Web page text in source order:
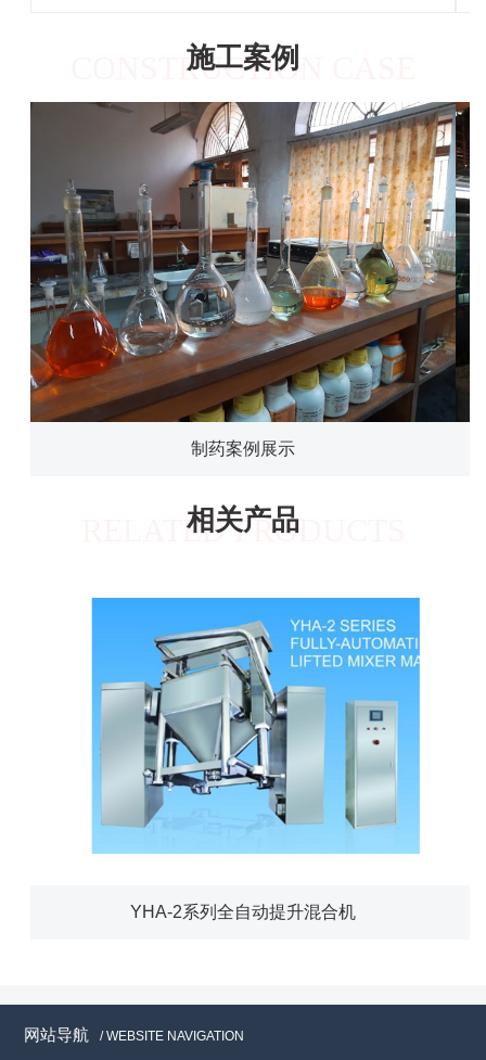
施工案例
CONSTRUCTION CASE
制药案例展示
相关产品
RELATED PRODUCTS
YHA-2系列全自动提升混合机
网站导航 / WEBSITE NAVIGATION